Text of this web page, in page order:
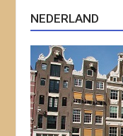
NEDERLAND